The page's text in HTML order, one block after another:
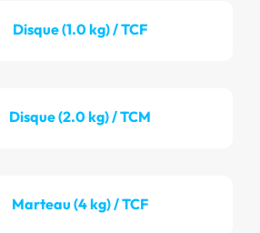
Disque (1.0 kg) / TCF
Disque (2.0 kg) / TCM
Marteau (4 kg) / TCF